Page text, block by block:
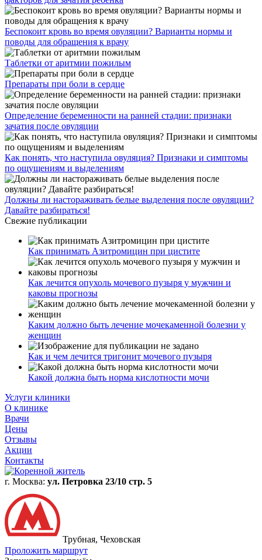
Беспокоит кровь во время овуляции? Варианты нормы и
поводы для обращения к врачу
Таблетки от аритмии пожилым
Препараты при боли в сердце
Определение беременности на ранней стадии: признаки
зачатия после овуляции
Как понять, что наступила овуляция? Признаки и симптомы
по ощущениям и выделениям
Должны ли настораживать белые выделения после овуляции?
Давайте разбираться!
Свежие публикации
Как принимать Азитромицин при цистите
Как лечится опухоль мочевого пузыря у мужчин и
каковы прогнозы
Каким должно быть лечение мочекаменной болезни у
женщин
Как и чем лечится тригонит мочевого пузыря
Какой должна быть норма кислотности мочи
Услуги клиники
О клинике
Врачи
Цены
Отзывы
Акции
Контакты
г. Москва: ул. Петровка 23/10 стр. 5
Трубная, Чеховская
Проложить маршрут